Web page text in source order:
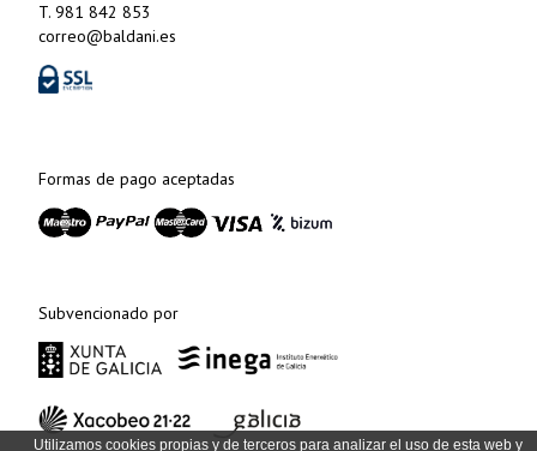
Utilizamos cookies propias y de terceros para analizar el uso de esta web y
T. 981 842 853
correo@baldani.es
Formas de pago aceptadas
Subvencionado por